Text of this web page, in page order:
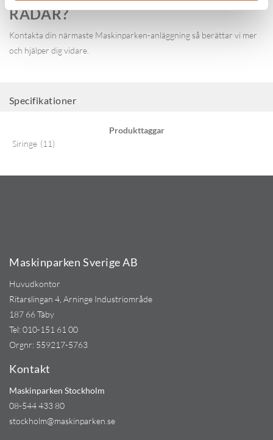
RADAR?
Kontakta din närmaste Maskinparken-anläggning så berättar vi mer
och hjälper dig vidare.
Specifikationer
Produkttaggar
Siringe (11)
Maskinparken Sverige AB
Huvudkontor
Ritarslingan 4, Arninge Industriområde
187 66 Täby
Tel:010-151 61 00
Orgnr: 559217-5763
Kontakt
Maskinparken Stockholm
08-544 433 80
stockholm@maskinparken.se